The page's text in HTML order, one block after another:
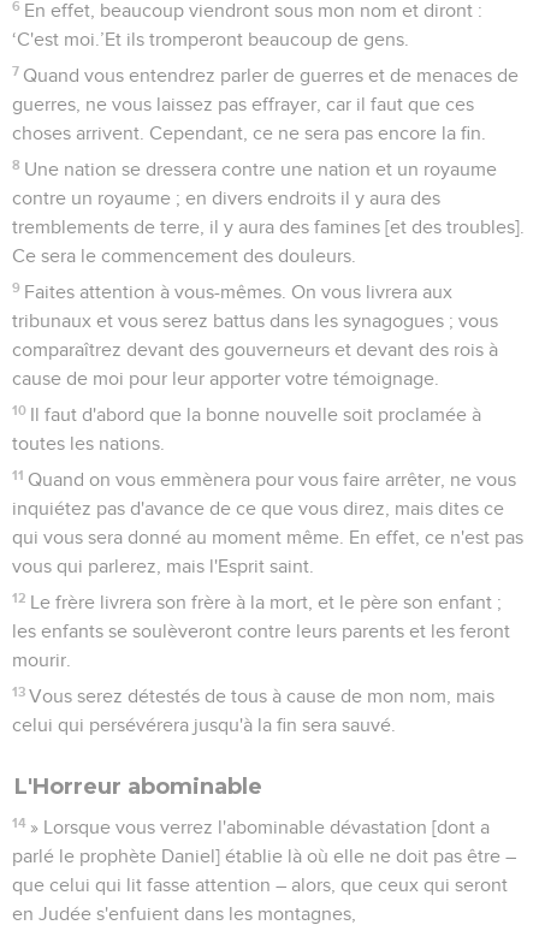
6 En effet, beaucoup viendront sous mon nom et diront :
‘C'est moi.’Et ils tromperont beaucoup de gens.
7 Quand vous entendrez parler de guerres et de menaces de
guerres, ne vous laissez pas effrayer, car il faut que ces
choses arrivent. Cependant, ce ne sera pas encore la fin.
8 Une nation se dressera contre une nation et un royaume
contre un royaume ; en divers endroits il y aura des
tremblements de terre, il y aura des famines [et des troubles].
Ce sera le commencement des douleurs.
9 Faites attention à vous-mêmes. On vous livrera aux
tribunaux et vous serez battus dans les synagogues ; vous
comparaîtrez devant des gouverneurs et devant des rois à
cause de moi pour leur apporter votre témoignage.
10 Il faut d'abord que la bonne nouvelle soit proclamée à
toutes les nations.
11 Quand on vous emmènera pour vous faire arrêter, ne vous
inquiétez pas d'avance de ce que vous direz, mais dites ce
qui vous sera donné au moment même. En effet, ce n'est pas
vous qui parlerez, mais l'Esprit saint.
12 Le frère livrera son frère à la mort, et le père son enfant ;
les enfants se soulèveront contre leurs parents et les feront
mourir.
13 Vous serez détestés de tous à cause de mon nom, mais
celui qui persévérera jusqu'à la fin sera sauvé.
L'Horreur abominable
14 » Lorsque vous verrez l'abominable dévastation [dont a
parlé le prophète Daniel] établie là où elle ne doit pas être –
que celui qui lit fasse attention – alors, que ceux qui seront
en Judée s'enfuient dans les montagnes,